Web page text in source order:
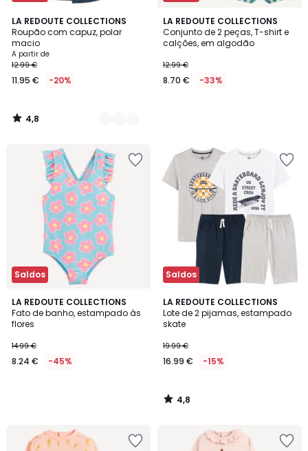
LA REDOUTE COLLECTIONS
Roupão com capuz, polar
macio
A partir de
12.99 €
11.95 € -20%
4,8
/ 5
2
Cores
4,8
/
LA REDOUTE COLLECTIONS
Conjunto de 2 peças, T-shirt e
calções, em algodão
12.99 €
8.70 € -33%
Saldos
LA REDOUTE COLLECTIONS
Fato de banho, estampado às
flores
14.99 €
8.24 € -45%
Saldos
LA REDOUTE COLLECTIONS
Lote de 2 pijamas, estampado
skate
19.99 €
16.99 € -15%
4,8
/ 5
4,8
/